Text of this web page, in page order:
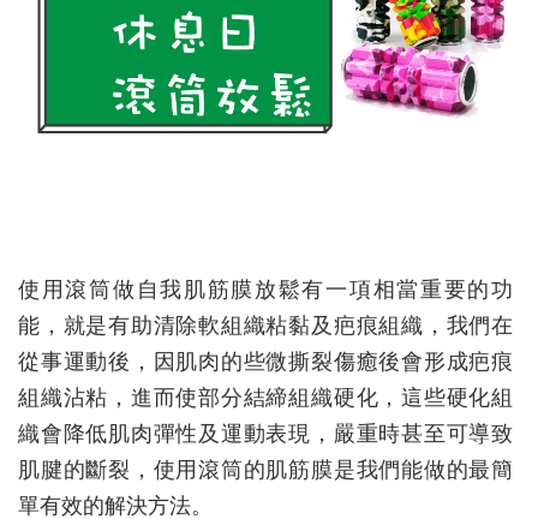
使用滾筒做自我肌筋膜放鬆有一項相當重要的功
能，就是有助清除軟組織粘黏及疤痕組織，我們在
從事運動後，因肌肉的些微撕裂傷癒後會形成疤痕
組織沾粘，進而使部分結締組織硬化，這些硬化組
織會降低肌肉彈性及運動表現，嚴重時甚至可導致
肌腱的斷裂，使用滾筒的肌筋膜是我們能做的最簡
單有效的解決方法。